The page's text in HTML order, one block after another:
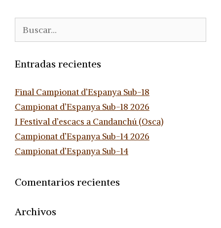
Entradas recientes
Final Campionat d’Espanya Sub-18
Campionat d’Espanya Sub-18 2026
I Festival d’escacs a Candanchú (Osca)
Campionat d’Espanya Sub-14 2026
Campionat d’Espanya Sub-14
Comentarios recientes
Archivos